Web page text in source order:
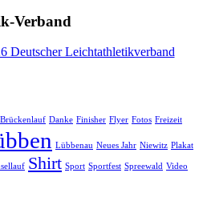
Verband
Brückenlauf Danke Finisher Flyer Fotos Freizeit
Lübbenau Neues Jahr Niewitz Plakat
Shirt Sport Sportfest Spreewald Video